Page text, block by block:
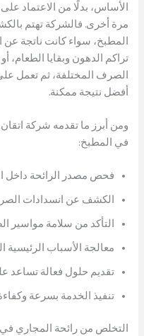
الأساس، بدلًا من الاعتماد
مرة أخرى. فالشركة تهتم
المطبخ، سواء كانت ناتجة
تراكم الدهون وبقايا الطعام،
الصرف المختلفة، ثم تعمل
أفضل نتيجة ممكنة.
ومن أبرز ما تقدمه شركة
في المطبخ:
فحص مصدر الرائحة داخل
الكشف عن انسدادات
التأكد من سلامة مواسير
معالجة الأسباب الرئيسية
تقديم حلول فعالة تساعد
تنفيذ الخدمة بسرعة
التخلص من رائحة المجاري